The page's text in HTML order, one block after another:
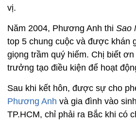
vị.
Năm 2004, Phương Anh thi Sao
top 5 chung cuộc và được khán
giọng trầm quý hiếm. Chị biết
trưởng tạo điều kiện để hoạt
Sau khi kết hôn, được sự cho
Phương Anh và gia đình vào
TP.HCM, chỉ phải ra Bắc khi có